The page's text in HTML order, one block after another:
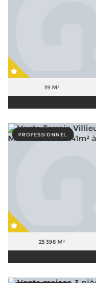
39 M²
PROFESSIONNEL
25 396 M²